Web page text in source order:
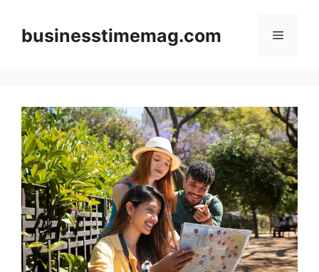
contentbusinesstimemag.com Menu